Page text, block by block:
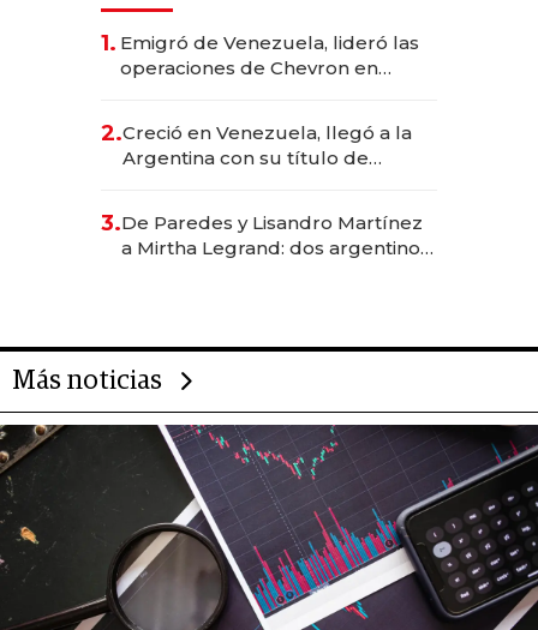
1. Emigró de Venezuela, lideró las
operaciones de Chevron en
2.Creció en Venezuela, llegó a la
Argentina con su título de
las marcas "fast premium"
3.De Paredes y Lisandro Martínez
a Mirtha Legrand: dos argentinos
Más noticias